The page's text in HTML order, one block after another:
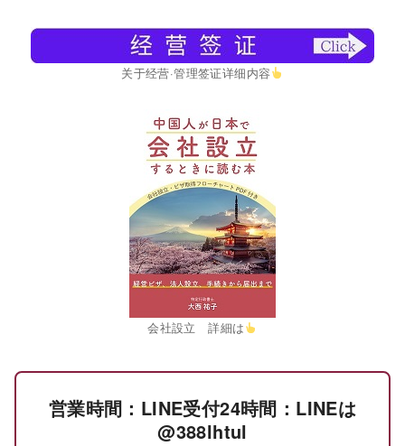
关于经营·管理签证详细内容
会社設立 詳細は
営業時間：LINE受付24時間：LINEは
@388lhtul